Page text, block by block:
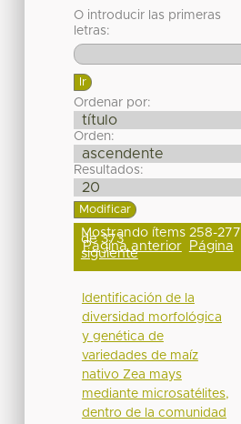
O introducir las primeras
letras:
Ordenar por:
Orden:
Resultados:
Mostrando ítems 258-277
de 373
Página anterior Página
siguiente
Identificación de la
diversidad morfológica
y genética de
variedades de maíz
nativo Zea mays
mediante microsatélites,
dentro de la comunidad